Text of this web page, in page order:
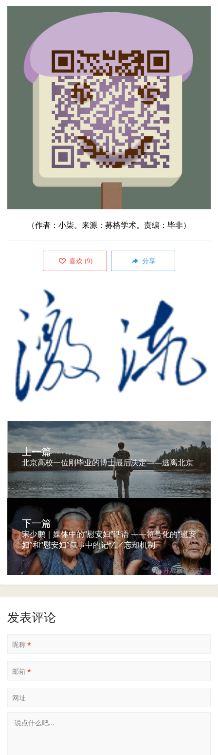
（作者：小柒。来源：募格学术。责编：毕非）
喜欢 (9) 分享
上一篇
北京高校一位刚毕业的博士最后决定——逃离北京
下一篇
宋少鹏｜媒体中的“慰安妇”话语 ——符号化的“慰安
妇”和“慰安妇”叙事中的记忆／忘却机制
发表评论
昵称*
邮箱 *
网址